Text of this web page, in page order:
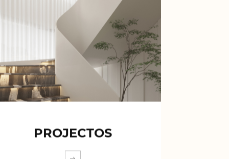
PROJECTOS